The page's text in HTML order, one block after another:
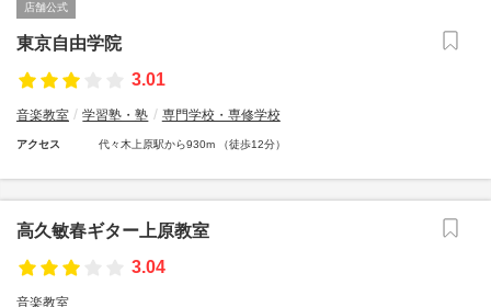
店舗公式
東京自由学院
3.01
音楽教室 学習塾・塾 専門学校・専修学校
アクセス 代々木上原駅から930m （徒歩12分）
高久敏春ギター上原教室
3.04
音楽教室